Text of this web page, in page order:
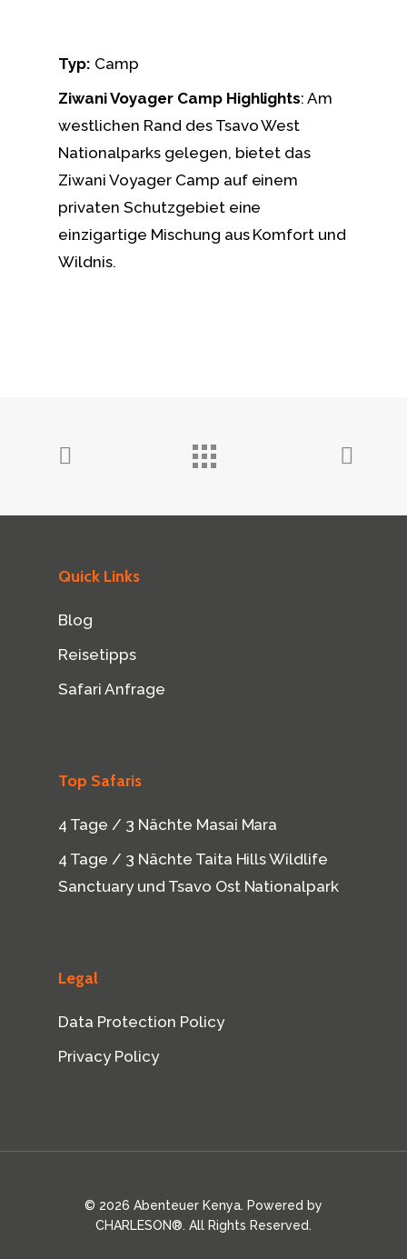
Typ: Camp
Ziwani Voyager Camp Highlights: Am
westlichen Rand des Tsavo West
Nationalparks gelegen, bietet das
Ziwani Voyager Camp auf einem
privaten Schutzgebiet eine
einzigartige Mischung aus Komfort und
Wildnis.
Quick Links
Blog
Reisetipps
Safari Anfrage
Top Safaris
4 Tage / 3 Nächte Masai Mara
4 Tage / 3 Nächte Taita Hills Wildlife
Sanctuary und Tsavo Ost Nationalpark
Legal
Data Protection Policy
Privacy Policy
© 2026 Abenteuer Kenya. Powered by
CHARLESON®. All Rights Reserved.